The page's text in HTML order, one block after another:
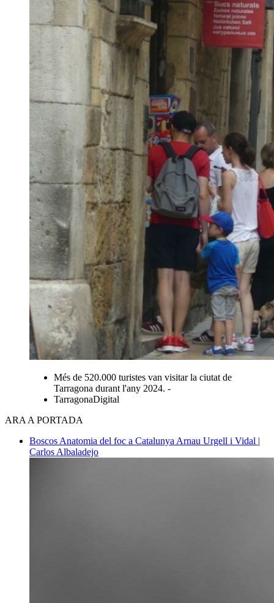
Més de 520.000 turistes van visitar la ciutat de
Tarragona durant l'any 2024. -
TarragonaDigital
ARA A PORTADA
Boscos Anatomia del foc a Catalunya Arnau Urgell i Vidal |
Carlos Albaladejo